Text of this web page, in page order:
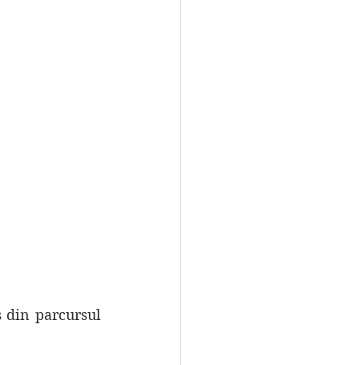
din parcursul